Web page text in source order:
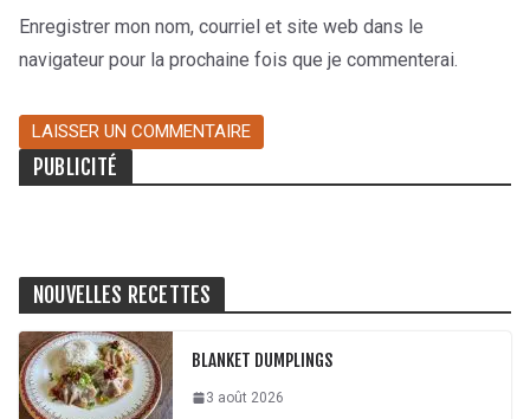
Enregistrer mon nom, courriel et site web dans le
navigateur pour la prochaine fois que je commenterai.
PUBLICITÉ
NOUVELLES RECETTES
BLANKET DUMPLINGS
3 août 2026